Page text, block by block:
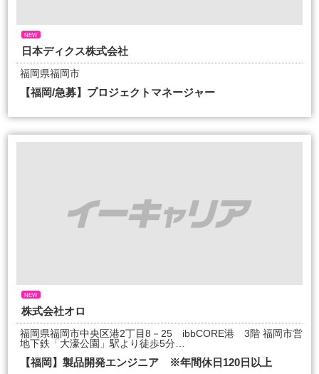
NEW
日本ディクス株式会社
福岡県福岡市
【福岡/急募】プロジェクトマネージャー
NEW
株式会社オロ
福岡県福岡市中央区港2丁目8－25 ibbCORE港 3階 福岡市営
地下鉄「大濠公園」駅より徒歩5分…
【福岡】製品開発エンジニア ※年間休日120日以上